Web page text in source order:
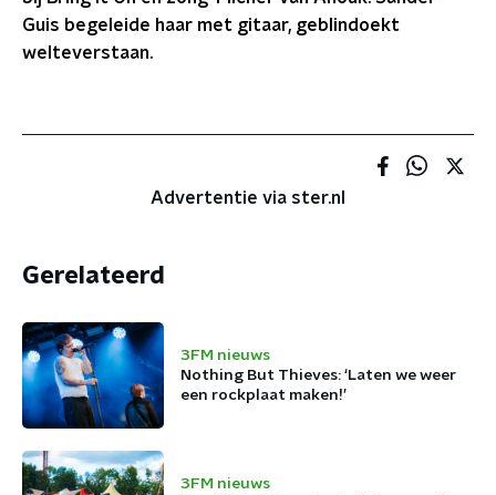
Guis begeleide haar met gitaar, geblindoekt
welteverstaan.
Advertentie via ster.nl
Gerelateerd
3FM nieuws
Nothing But Thieves: ‘Laten we weer
een rockplaat maken!’
3FM nieuws